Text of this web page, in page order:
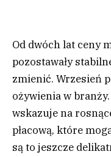
Od dwóch lat ceny
pozostawały
zmienić. Wrzesień
ożywienia w
wskazuje na
płacową, które
są to jeszcze